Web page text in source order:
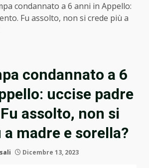
condannato a 6 anni in Appello:
Fu assolto, non si crede più a
condannato a 6
uccise padre
assolto, non si
madre e sorella?
Dicembre 13, 2023